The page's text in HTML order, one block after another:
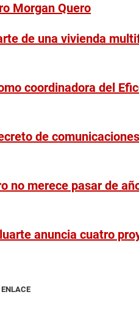
Morgan Quero
de una vivienda
coordinadora del
de
no merece pasar de
anuncia cuatro